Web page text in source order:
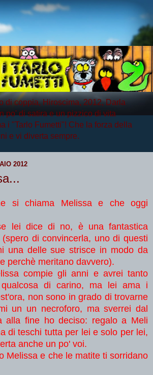
di coppia, Hiroscima, 2012, Darla
po' di satira e un pizzico di vita
i "Tarlo Fumetti"! Che la forza della
e vi diverta sempre.
2012
si chiama Melissa e che oggi
lei dice di no, è una fantastica
di convincerla, uno di questi
una delle sue strisce in modo da
perchè meritano davvero).
compie gli anni e avrei tanto
qualcosa di carino, ma lei ama i
non sono in grado di trovarne
un un necroforo, ma sverrei dal
alla fine ho deciso: regalo a Meli
di teschi tutta per lei e solo per lei,
anche un po' voi.
Melissa e che le matite ti sorridano